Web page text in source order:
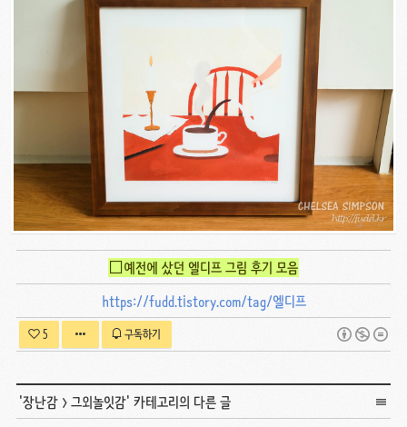
□예전에 샀던 엘디프 그림 후기 모음
https://fudd.tistory.com/tag/엘디프
5 구독하기
'장난감 >그외놀잇감' 카테고리의 다른 글